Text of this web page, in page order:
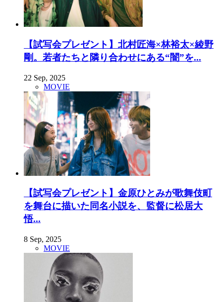
【試写会プレゼント】北村匠海×林裕太×綾野
剛。若者たちと隣り合わせにある“闇”を...
22 Sep, 2025
MOVIE
【試写会プレゼント】金原ひとみが歌舞伎町
を舞台に描いた同名小説を、監督に松居大
悟...
8 Sep, 2025
MOVIE